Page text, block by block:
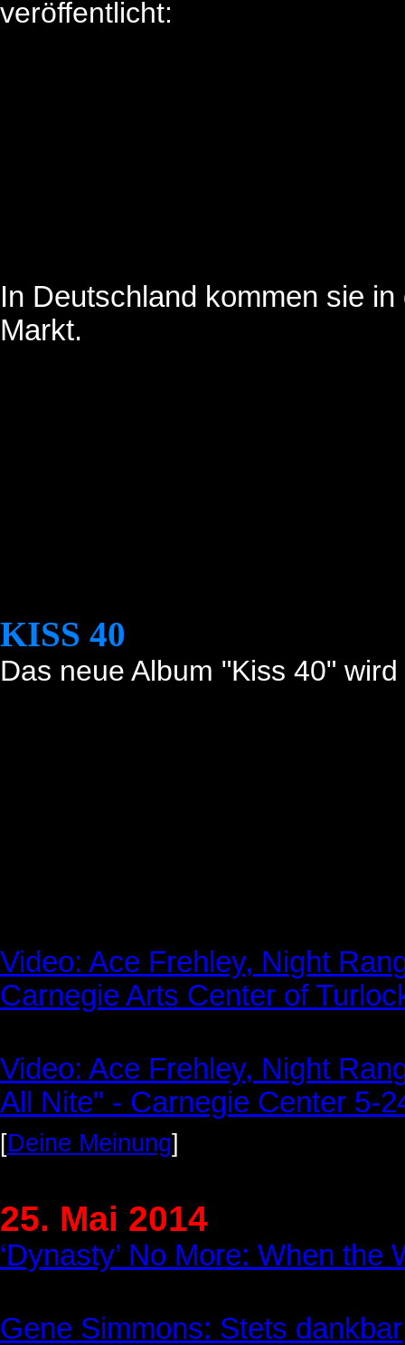
veröffentlicht:
In Deutschland kommen sie
Markt.
KISS 40
Das neue Album "Kiss 40"
Video: Ace Frehley, Night
Carnegie Arts Center of
Video: Ace Frehley, Night
All Nite" - Carnegie Center 5-
[Deine Meinung]
25. Mai 2014
‘Dynasty’ No More: When
Gene Simmons: Stets dankbar